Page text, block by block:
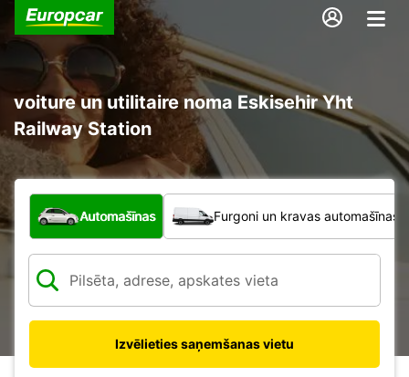
voiture un utilitaire noma Eskisehir Yht
Railway Station
Kāda veida transportlīdzeklis?
Automašīnas Furgoni un kravas automašīnas
Izvēlieties saņemšanas vietu